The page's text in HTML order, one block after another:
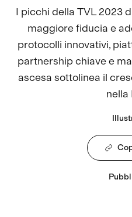
I picchi della TVL 2023
maggiore fiducia e
protocolli innovativi,
partnership chiave e
ascesa sottolinea il
nella